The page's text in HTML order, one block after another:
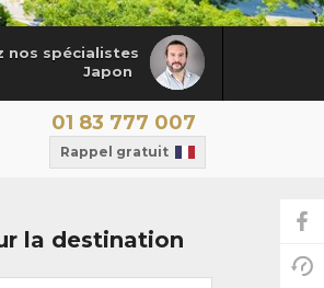
nos spécialistes
Japon
01 83 777 007
Rappel gratuit
la destination